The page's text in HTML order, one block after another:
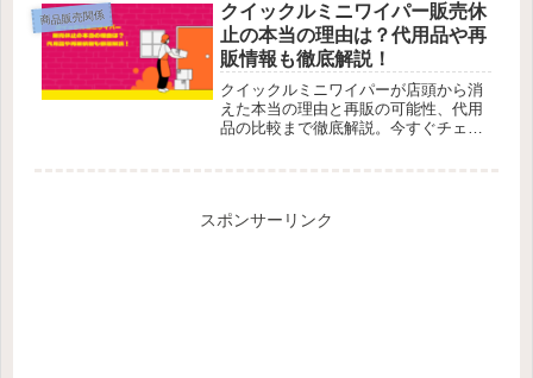
商品販売関係
クイックルミニワイパー販売休
止の本当の理由は？代用品や再
販情報も徹底解説！
クイックルミニワイパーが店頭から消
えた本当の理由と再販の可能性、代用
品の比較まで徹底解説。今すぐチェッ
スポンサーリンク